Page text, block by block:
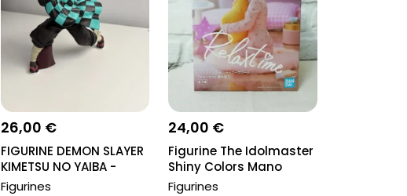
26,00 €
FIGURINE DEMON SLAYER
KIMETSU NO YAIBA -
TANJIRO K...
Figurines
24,00 €
Figurine The Idolmaster
Shiny Colors Mano
Sakuragi...
Figurines